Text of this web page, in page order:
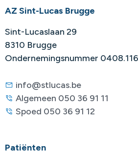
AZ Sint-Lucas Brugge
Sint-Lucaslaan 29
8310 Brugge
Ondernemingsnummer
info@stlucas.be
Algemeen 050 36 91 11
Spoed 050 36 91 12
Patiënten